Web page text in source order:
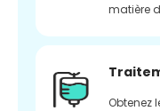
matière
Obtenez